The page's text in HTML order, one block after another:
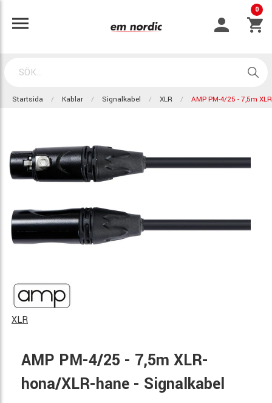
0
Startsida Kablar Signalkabel XLR AMP PM-4/25 - 7,5m
XLR
AMP PM-4/25 - 7,5m XLR-
hona/XLR-hane - Signalkabel